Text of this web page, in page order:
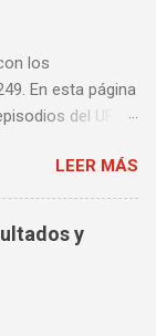
a
loca. En esta
tipos de
los
En esta página
del UFC
pendiente ya
está pagina
249 Embedded:
2
LEER MÁS
y